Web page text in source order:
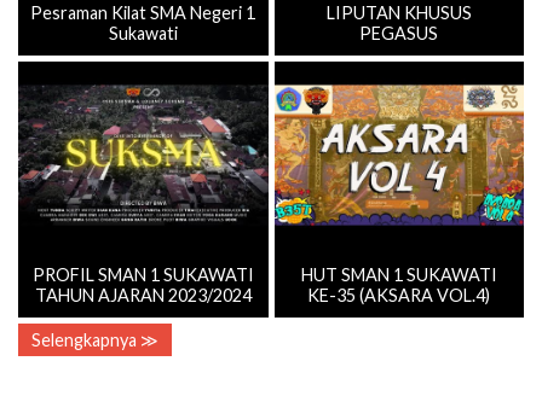
Pesraman Kilat SMA Negeri 1
Sukawati
LIPUTAN KHUSUS
PEGASUS
PROFIL SMAN 1 SUKAWATI
TAHUN AJARAN 2023/2024
HUT SMAN 1 SUKAWATI
KE-35 (AKSARA VOL.4)
Selengkapnya ≫